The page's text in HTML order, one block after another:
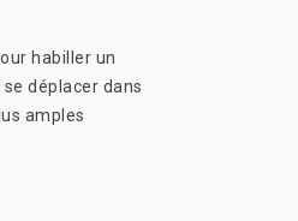
habiller un
déplacer dans
amples